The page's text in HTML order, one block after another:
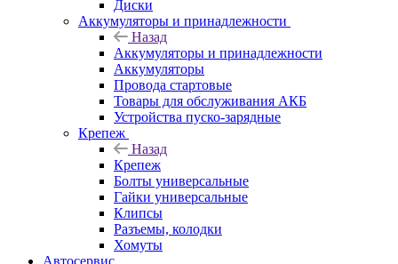
Диски
Аккумуляторы и принадлежности
Назад
Аккумуляторы и принадлежности
Аккумуляторы
Провода стартовые
Товары для обслуживания АКБ
Устройства пуско-зарядные
Крепеж
Назад
Крепеж
Болты универсальные
Гайки универсальные
Клипсы
Разъемы, колодки
Хомуты
Автосервис